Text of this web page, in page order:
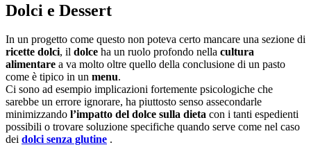
Dolci e Dessert
In un progetto come questo non poteva certo mancare una sezione di
ricette dolci, il dolce ha un ruolo profondo nella cultura
alimentare a va molto oltre quello della conclusione di un pasto
come è tipico in un menu.
Ci sono ad esempio implicazioni fortemente psicologiche che
sarebbe un errore ignorare, ha piuttosto senso assecondarle
minimizzando l’impatto del dolce sulla dieta con i tanti espedienti
possibili o trovare soluzione specifiche quando serve come nel caso
dei dolci senza glutine .